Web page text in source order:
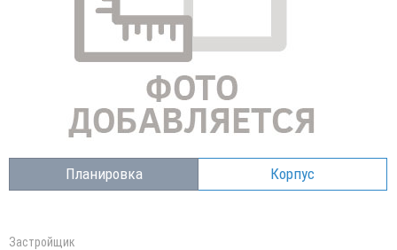
Планировка Корпус
Застройщик